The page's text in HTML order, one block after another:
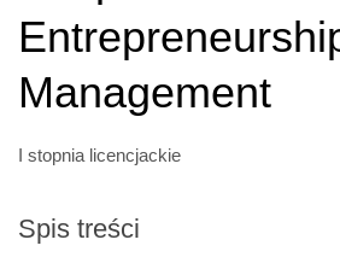
Management
I stopnia licencjackie
Spis treści